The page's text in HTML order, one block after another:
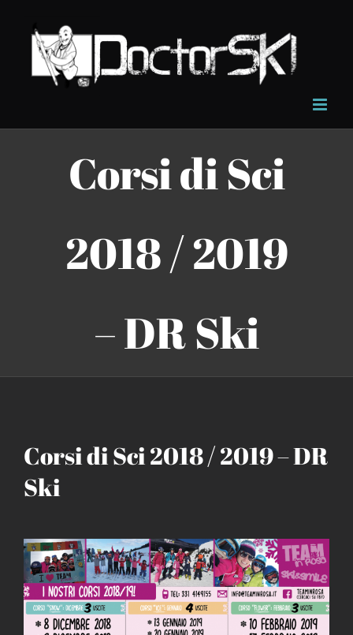
contenuto
Corsi di Sci
2018 / 2019
– DR Ski
Corsi di Sci 2018 / 2019 – DR
Ski